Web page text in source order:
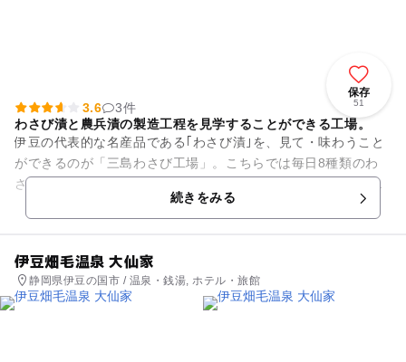
保存
51
3.6
3件
わさび漬と農兵漬の製造工程を見学することができる工場。
伊豆の代表的な名産品である｢わさび漬｣を、見て・味わうこと
ができるのが「三島わさび工場」。こちらでは毎日8種類のわ
さび漬と農兵漬が製造されていますので、いずれかの商品の製
造工程を見学通路の窓越し...続きをみる
伊豆畑毛温泉 大仙家
静岡県伊豆の国市 / 温泉・銭湯, ホテル・旅館